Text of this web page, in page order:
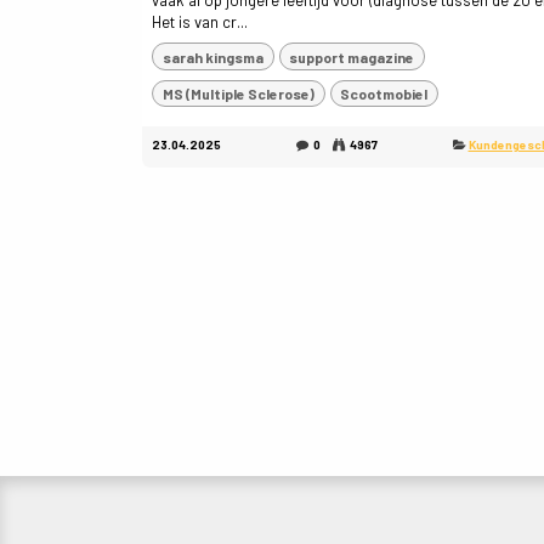
Het is van cr...
sarah kingsma support magazine
MS (Multiple Sclerose) Scootmobiel
23.04.2025 0 4967